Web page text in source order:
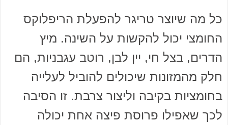
כל מה שיוצר טריגר להפעלת הריפלוקס
החומצי יכול להקשות על השינה. מיץ
הדרים, בצל חי, יין לבן, רוטב עגבניות, הם
חלק מהמזונות שיכולים להוביל לעלייה
בחומציות בקיבה וליצור צרבת. זו הסיבה
לכך שאפילו פרוסת פיצה אחת יכולה